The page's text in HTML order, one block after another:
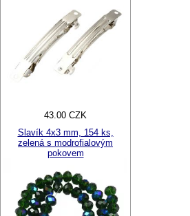
43.00 CZK
Slavík 4x3 mm, 154 ks,
zelená s modrofialovým
pokovem